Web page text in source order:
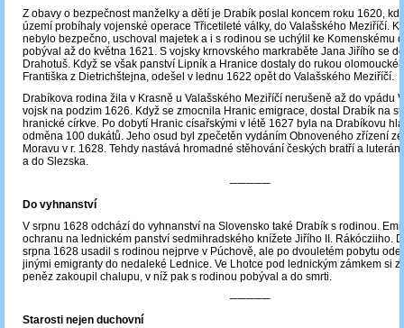
Z obavy o bezpečnost manželky a dětí je Drabík poslal koncem roku 1620,
území probíhaly vojenské operace Třicetileté války, do Valašského Meziříčí.
nebylo bezpečno, uschoval majetek a i s rodinou se uchýlil ke Komenskému
pobýval až do května 1621. S vojsky krnovského markraběte Jana Jiřího se
Drahotuš. Když se však panství Lipník a Hranice dostaly do rukou
Františka z Dietrichštejna, odešel v lednu 1622 opět do Valašského Meziříčí.
Drabíkova rodina žila v Krasně u Valašského Meziříčí nerušeně až do vpádu
vojsk na podzim 1626. Když se zmocnila Hranic emigrace, dostal Drabík na
hranické církve. Po dobytí Hranic císařskými v létě 1627 byla na Drabíkovu
odměna 100 dukátů. Jeho osud byl zpečetěn vydáním Obnoveného zřízení
Moravu v r. 1628. Tehdy nastává hromadné stěhování českých bratří a
a do Slezska.
─────
Do vyhnanství
V srpnu 1628 odchází do vyhnanství na Slovensko také Drabík s rodinou.
ochranu na lednickém panství sedmihradského knížete Jiřího II. Rákócziiho.
srpna 1628 usadil s rodinou nejprve v Púchově, ale po dvouletém pobytu
jinými emigranty do nedaleké Lednice. Ve Lhotce pod lednickým zámkem si
peněz zakoupil chalupu, v níž pak s rodinou pobýval a do smrti.
─────
Starosti nejen duchovní